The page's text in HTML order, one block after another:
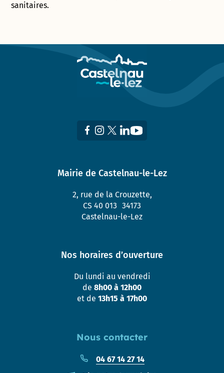
sanitaires.
Nous contacter
04 67 14 27 14
Mairie de Castelnau-le-Lez
2, rue de la Crouzette,
CS 40 013 34173
Castelnau-le-Lez
Nos horaires d’ouverture
Du lundi au vendredi
de 8h00 à 12h00
et de 13h15 à 17h00